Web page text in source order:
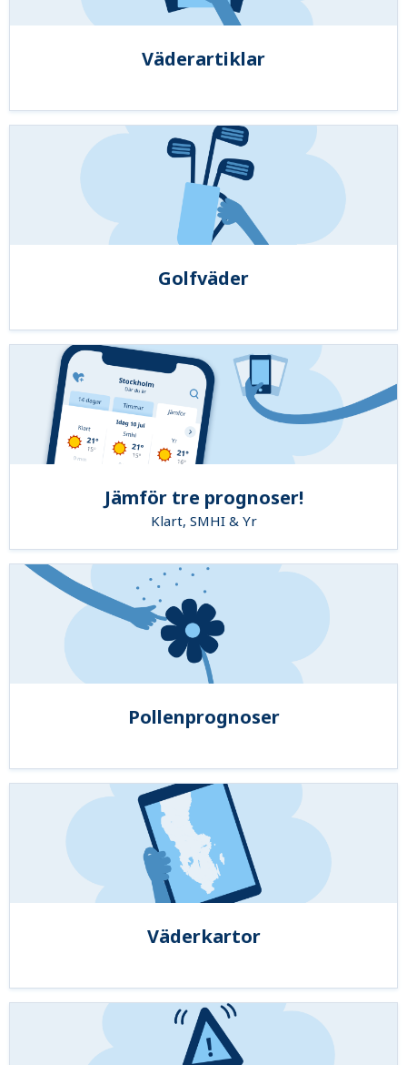
Väderartiklar
Golfväder
Jämför tre prognoser!
Klart, SMHI & Yr
Pollenprognoser
Väderkartor